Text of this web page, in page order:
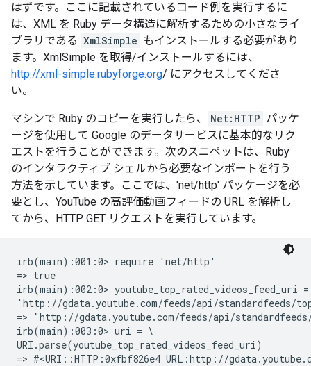
はずです。ここに記載されているコード例を実行するに
は、XML を Ruby データ構造に解析するための小さなライ
ブラリである XmlSimple もインストールする必要があり
ます。XmlSimple を取得/インストールするには、
http://xml-simple.rubyforge.org/ にアクセスしてくださ
い。
マシンで Ruby のコピーを実行したら、 Net:HTTP パッケ
ージを使用して Google のデータサービスに基本的なリク
エストを行うことができます。次のスニペットは、Ruby
のインタラクティブ シェルから必要なインポートを行う
方法を示しています。ここでは、'net/http' パッケージを必
要とし、YouTube の高評価動画フィードの URL を解析し
てから、HTTP GET リクエストを実行しています。
irb(main):001:0> require 'net/http'
=> true
irb(main):002:0> youtube_top_rated_videos_feed_uri
'http://gdata.youtube.com/feeds/api/standardfeeds/
=> "http://gdata.youtube.com/feeds/api/
irb(main):003:0> uri = \
URI.parse(youtube_top_rated_videos_feed_uri)
=> #<URI::HTTP:0xfbf826e4 URL:http://